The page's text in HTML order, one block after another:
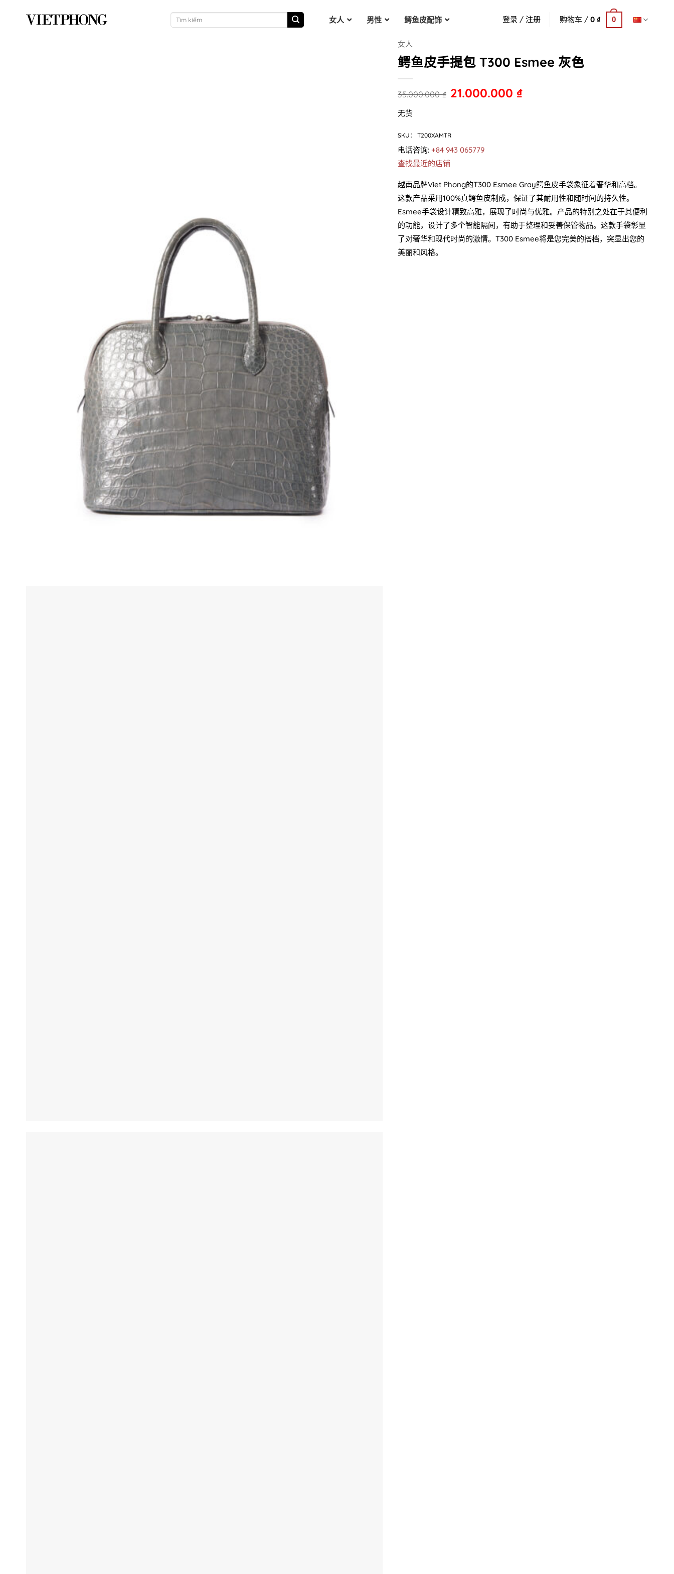
索：
女人 男性 鳄鱼皮配饰 登录 / 注册 购物车 / 0 ₫ 0
女人
鳄鱼皮手提包 T300 Esmee 灰色
35.000.000₫ 21.000.000 ₫
无货
SKU： T200XAMTR
电话咨询: +84 943 065779
查找最近的店铺
越南品牌Viet Phong的T300 Esmee Gray鳄鱼皮手袋象征着奢华和高档。
这款产品采用100%真鳄鱼皮制成，保证了其耐用性和随时间的持久性。
Esmee手袋设计精致高雅，展现了时尚与优雅。产品的特别之处在于其便利
的功能，设计了多个智能隔间，有助于整理和妥善保管物品。这款手袋彰显
了对奢华和现代时尚的激情。T300 Esmee将是您完美的搭档，突显出您的
美丽和风格。